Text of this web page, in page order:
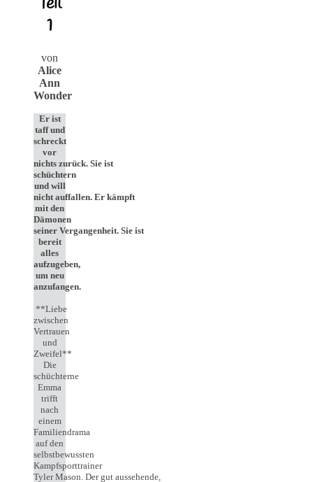
1
von
Alice
Ann
Wonder
Er ist
taff und
schreckt
vor
nichts zurück. Sie ist
schüchtern
und will
nicht auffallen. Er kämpft
mit den
Dämonen
seiner Vergangenheit. Sie ist
bereit
alles
aufzugeben,
um neu
anzufangen.
**Liebe
zwischen
Vertrauen
und
Zweifel**
Die
schüchterne
Emma
trifft
nach
einem
Familiendrama
auf den
selbstbewussten
Kampfsporttrainer
Tyler Mason. Der gut aussehende,